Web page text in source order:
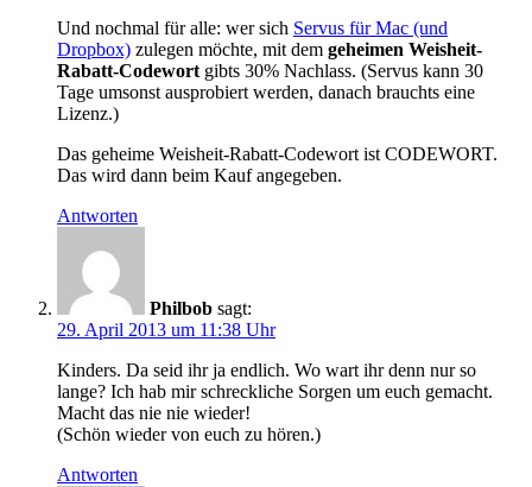
Und nochmal für alle: wer sich Servus für Mac (und
Dropbox) zulegen möchte, mit dem geheimen Weisheit-
Rabatt-Codewortgibts 30% Nachlass. (Servus kann 30
Tage umsonst ausprobiert werden, danach brauchts eine
Lizenz.)
Das geheime Weisheit-Rabatt-Codewort ist CODEWORT.
Das wird dann beim Kauf angegeben.
Antworten
Philbob sagt:
29. April 2013 um 11:38 Uhr
Kinders. Da seid ihr ja endlich. Wo wart ihr denn nur so
lange? Ich hab mir schreckliche Sorgen um euch gemacht.
Macht das nie nie wieder!
(Schön wieder von euch zu hören.)
Antworten